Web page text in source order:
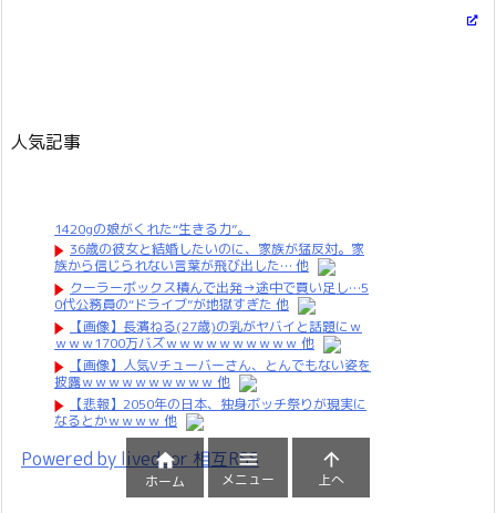
人気記事
1420gの娘がくれた“生きる力”。
36歳の彼女と結婚したいのに、家族が猛反対。家
族から信じられない言葉が飛び出した… 他
クーラーボックス積んで出発→途中で買い足し…5
0代公務員の“ドライブ”が地獄すぎた 他
【画像】長濱ねる(27歳)の乳がヤバイと話題にｗ
ｗｗｗ1700万バズｗｗｗｗｗｗｗｗｗｗ 他
【画像】人気Vチューバーさん、とんでもない姿を
披露ｗｗｗｗｗｗｗｗｗｗ 他
【悲報】2050年の日本、独身ボッチ祭りが現実に
なるとかｗｗｗｗ 他
Powered by livedoor 相互RSS

ホーム

メニュー

上へ